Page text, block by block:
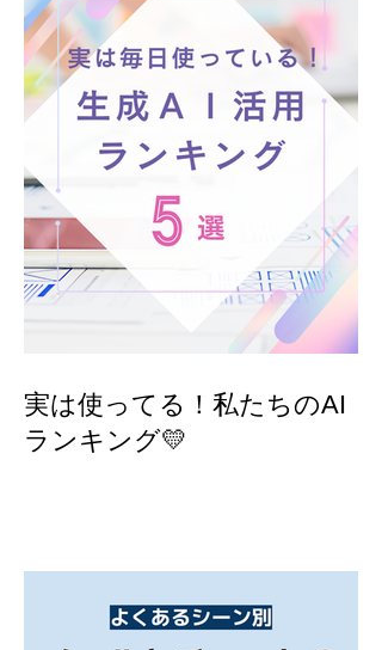
実は使ってる！私たちのAI
ランキング💛